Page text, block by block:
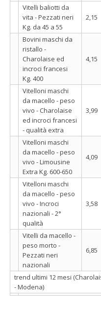
Vitelli baliotti da
vita - Pezzati neri
Kg. da 45 a 55
2,15
Bovini maschi da
ristallo -
Charolaise ed
incroci francesi
Kg. 400
4,15
Vitelloni maschi
da macello - peso
vivo - Charolaise
ed incroci francesi
- qualità extra
3,99
Vitelloni maschi
da macello - peso
vivo - Limousine
Extra Kg. 600-650
4,09
Vitelloni maschi
da macello - peso
vivo - Incroci
nazionali - 2°
qualità
3,58
Vitelli da macello -
peso morto -
Pezzati neri
nazionali
6,85
trend ultimi 12 mesi
- Modena)